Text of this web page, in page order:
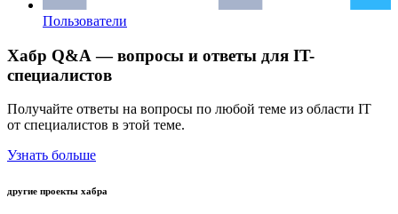
Пользователи
Хабр Q&A — вопросы и ответы для IT-
специалистов
Получайте ответы на вопросы по любой теме из области IT
от специалистов в этой теме.
Узнать больше
другие проекты хабра